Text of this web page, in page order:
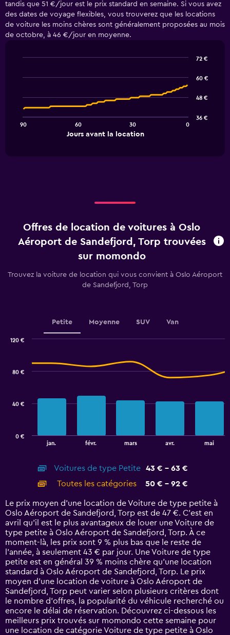
tandis que 51 €/jour est le prix standard en semaine. Si vous avez
des dates de voyage flexibles, vous trouverez que les locations
de voiture les moins chères sont généralement proposées au mois
de octobre, à 46 €/jour en moyenne.
chart
points.
The
location.
Range:
91
chart
displaying
Range:
72.
Jours avant la location
90 60 30 0
36 €
48 €
60 €
72 €
Offres de location de voitures à Oslo
Aéroport de Sandefjord, Torp trouvées
sur momondo
Trouvez la voiture de location qui vous convient à Oslo Aéroport
de Sandefjord, Torp
Petite Moyenne SUV Van
displaying
categories.
14
categories.
The
chart
has
1
Y
axis
displaying
values.
Range:
0
to
120.
jan. févr. mars avr. mai
0 €
40 €
80 €
120 €
Voitures de type Petite
43 € - 63 €
Toutes les catégories
50 € - 92 €
Le prix moyen d’une location de Voiture de type petite à
Oslo Aéroport de Sandefjord, Torp est de 47 €. C’est en
avril qu'il est le plus avantageux de louer une Voiture de
type petite à Oslo Aéroport de Sandefjord, Torp. À ce
moment-là, les prix sont 9 % plus bas que le reste de
l’année, à seulement 43 € par jour. Une Voiture de type
petite est en général 39 % moins chère qu'une location
standard à Oslo Aéroport de Sandefjord, Torp. Le prix
moyen d’une location de voiture à Oslo Aéroport de
Sandefjord, Torp peut varier selon plusieurs critères dont
le nombre d’offres, la popularité du véhicule recherché ou
encore le délai de réservation. Découvrez ci-dessous les
meilleurs prix trouvés sur momondo cette semaine pour
une location de catégorie Voiture de type petite à Oslo